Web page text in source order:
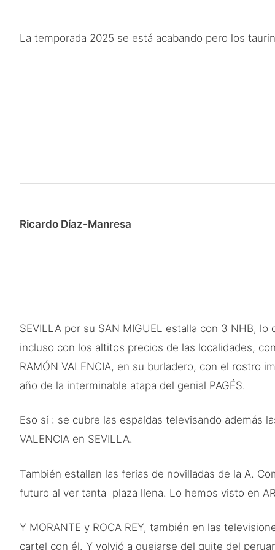
La temporada 2025 se está acabando pero los
Ricardo Díaz-Manresa
SEVILLA por su SAN MIGUEL estalla con 3 NHB,
incluso con los altitos precios de las localidades,
RAMÓN VALENCIA, en su burladero, con el rostro
año de la interminable atapa del genial PAGÉS.
Eso sí : se cubre las espaldas televisando además
VALENCIA en SEVILLA.
También estallan las ferias de novilladas de la A.
futuro al ver tanta plaza llena. Lo hemos visto en
Y MORANTE y ROCA REY, también en las
cartel con él. Y volvió a quejarse del quite del